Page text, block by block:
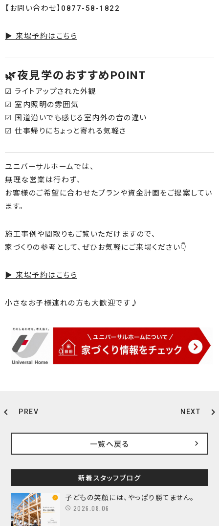
【お問い合わせ】0877-58-1822
▶ 来場予約はこちら
🌿夜見学のおすすめPOINT
☑ ライトアップされた外観
☑ 室内照明の雰囲気
☑ 国道沿いでも感じる室内外の音の違い
☑ 仕事帰りにちょっと寄れる気軽さ
ユニバーサルホームでは、
無理な営業は行わず、
お客様のご希望に合わせたプランや資金計画をご提案してい
ます。
施工事例や間取りもご覧いただけますので、
家づくりの参考として、ぜひお気軽にご来場ください👇
▶ 来場予約はこちら
小さなお子様連れの方も大歓迎です♪
chevron_left PREV NEXT chevron_right
一覧へ戻る
新着スタッフブログ
子どもの笑顔には、やっぱり勝てません。
2026.08.06